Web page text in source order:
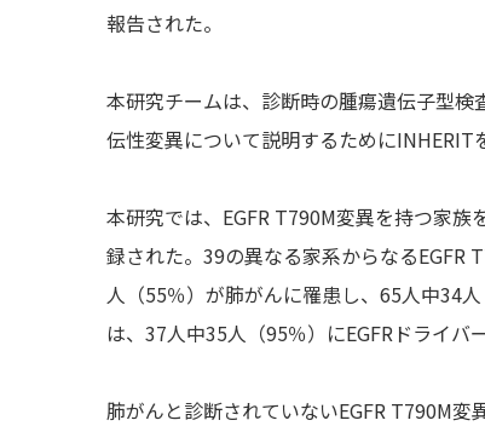
報告された。
本研究チームは、診断時の腫瘍遺伝子型
伝性変異について説明するためにINHERIT
本研究では、EGFR T790M変異を持つ家
録された。39の異なる家系からなるEGFR
人（55％）が肺がんに罹患し、65人中34
は、37人中35人（95％）にEGFRドライバ
肺がんと診断されていないEGFR T790M